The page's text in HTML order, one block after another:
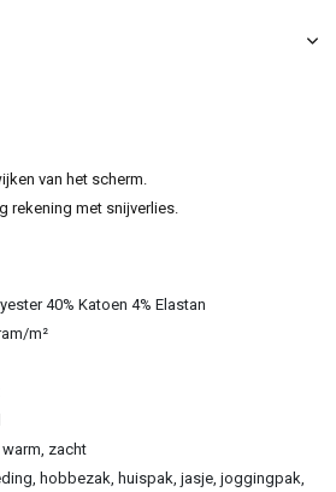
van het scherm.
rekening met snijverlies.
40% Katoen 4% Elastan
m²
zacht
hobbezak, huispak, jasje, joggingpak,